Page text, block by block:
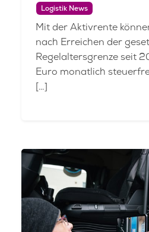
Logistik News
Mit der Aktivrente
nach Erreichen der
Regelaltersgrenze seit
Euro monatlich
[…]